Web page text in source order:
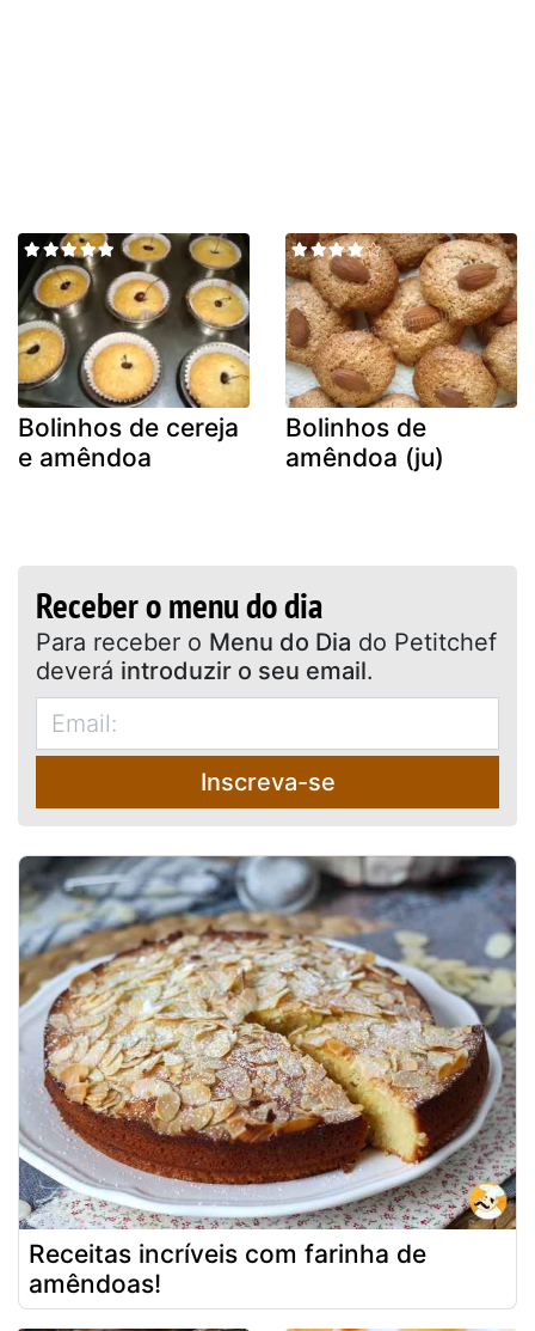
Bolinhos de cereja
e amêndoa
Bolinhos de
amêndoa (ju)
Receber o menu do dia
Para receber o Menu do Dia do Petitchef
deverá introduzir o seu email.
Inscreva-se
Receitas incríveis com farinha de
amêndoas!